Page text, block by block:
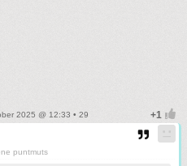
2025 @ 12:33 • 29
puntmuts